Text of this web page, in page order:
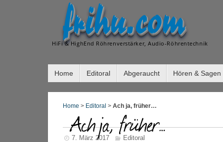
frihu.com
HiFi & HighEnd Röhrenverstärker, Audio-Röhrentechnik
Home Editoral Abgeraucht Hören & Sagen
Home > Editoral > Ach ja, früher…
Ach ja, früher…
7. März 2017 Editoral